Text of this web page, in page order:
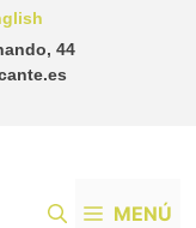
44
MENÚ